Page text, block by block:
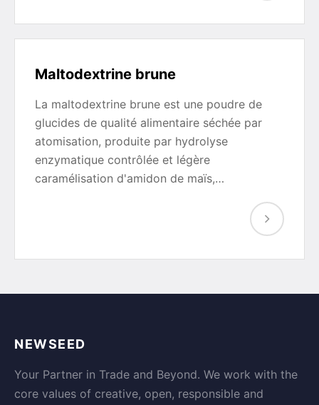
Maltodextrine brune
La maltodextrine brune est une poudre de
glucides de qualité alimentaire séchée par
atomisation, produite par hydrolyse
enzymatique contrôlée et légère
caramélisation d'amidon de maïs,…
NEWSEED
Your Partner in Trade and Beyond. We work with the
core values of creative, open, responsible and